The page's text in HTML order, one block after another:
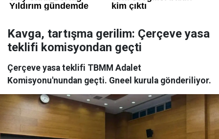
Kavga, tartışma gerilim: Çerçeve yasa
teklifi komisyondan geçti
Çerçeve yasa teklifi TBMM Adalet
Komisyonu'nundan geçti. Gneel kurula gönderiliyor.